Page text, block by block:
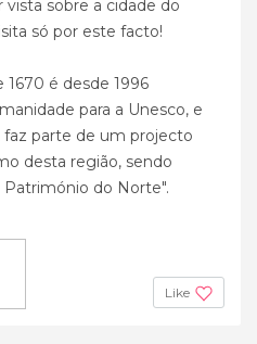
sobre a cidade do
só por este facto!
é desde 1996
para a Unesco, e
parte de um projecto
desta região, sendo
Património do Norte".
Like